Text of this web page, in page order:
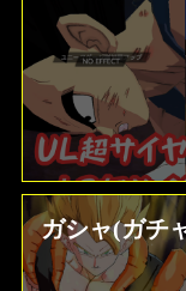
ガシャ(ガチャ)大当たり演出まとめ【7/8更